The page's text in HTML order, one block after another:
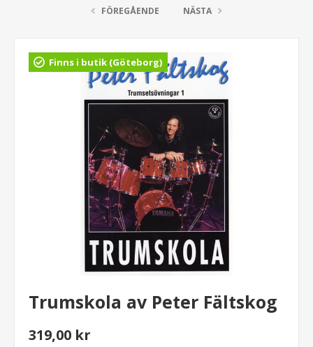
FÖREGÅENDE NÄSTA
Finns i butik (Göteborg)
Trumskola av Peter Fältskog
319,00 kr